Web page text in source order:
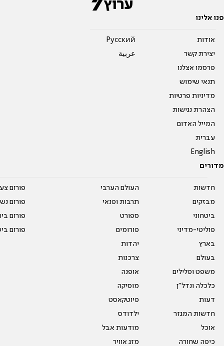
פנו אלינו
אודות
יצירת קשר
פרסמו אצלנו
תנאי שימוש
מדיניות פרטיות
הצהרת נגישות
המייל האדום
עברית
English
Pусский
عربية
מדורים
חדשות
מבזקים
ביטחוני
פוליטי-מדיני
בארץ
בעולם
משפט ופלילים
כלכלה ונדל"ן
דעות
חדשות המגזר
אוכל
כיפה שחורה
העולם הערבי
תרבות ופנאי
ספורט
פורומים
יהדות
צרכנות
אופנה
מוסיקה
פיוטקאסט
ילדודס
מודעות אבל
מזג אוויר
פורום
פורום
פורום
פורום